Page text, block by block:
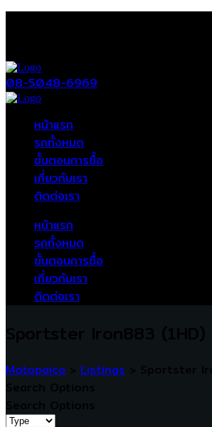
08-5048-6969
หน้าแรก
รถทั้งหมด
ขั้นตอนการซื้อ
เกี่ยวกับเรา
ติดต่อเรา
หน้าแรก
รถทั้งหมด
ขั้นตอนการซื้อ
เกี่ยวกับเรา
ติดต่อเรา
Motopaica Listings